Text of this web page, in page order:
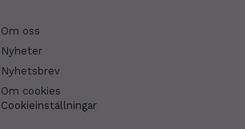
Om oss
Nyheter
Nyhetsbrev
Om cookies
Cookieinställningar